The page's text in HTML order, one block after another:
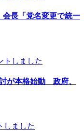
長「党名変更で統一
トしました
が本格始動 政府、
しました